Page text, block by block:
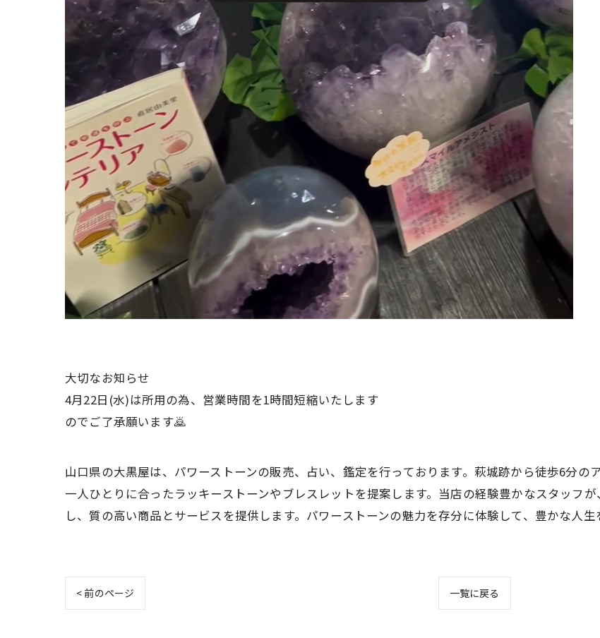
大切なお知らせ
4月22日(水)は所用の為、営業時間を1時間短縮いたします
のでご了承願います🙇
山口県の大黒屋は、パワーストーンの販売、占い、鑑定を行っております。萩城跡から徒歩6分の
一人ひとりに合ったラッキーストーンやブレスレットを提案します。当店の経験豊かなスタッフ
し、質の高い商品とサービスを提供します。パワーストーンの魅力を存分に体験して、豊かな人生
< 前のページ 一覧に戻る